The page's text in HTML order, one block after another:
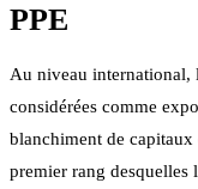
PPE
Au niveau international,
considérées comme
blanchiment de capitaux
premier rang desquelles